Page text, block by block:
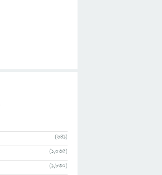
(641)
(1,035)
(1,830)